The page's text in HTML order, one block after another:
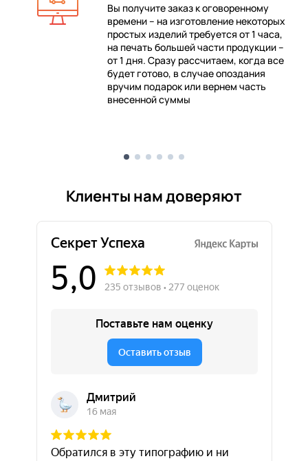
Вы получите заказ к оговоренному
времени – на изготовление некоторых
простых изделий требуется от 1 часа,
на печать большей части продукции –
от 1 дня. Сразу рассчитаем, когда все
будет готово, в случае опоздания
вручим подарок или вернем часть
внесенной суммы
Клиенты нам доверяют